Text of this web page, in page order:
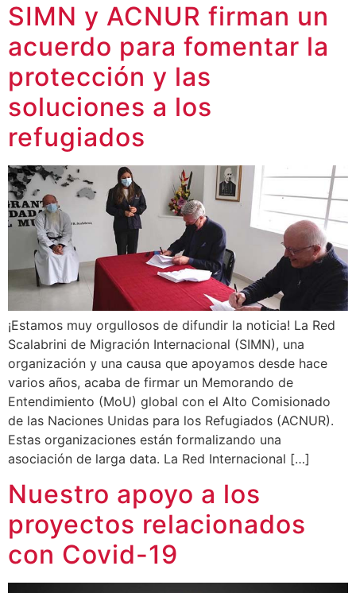
SIMN y ACNUR firman un
acuerdo para fomentar la
protección y las
soluciones a los
refugiados
¡Estamos muy orgullosos de difundir la noticia! La Red
Scalabrini de Migración Internacional (SIMN), una
organización y una causa que apoyamos desde hace
varios años, acaba de firmar un Memorando de
Entendimiento (MoU) global con el Alto Comisionado
de las Naciones Unidas para los Refugiados (ACNUR).
Estas organizaciones están formalizando una
asociación de larga data. La Red Internacional […]
Nuestro apoyo a los
proyectos relacionados
con Covid-19